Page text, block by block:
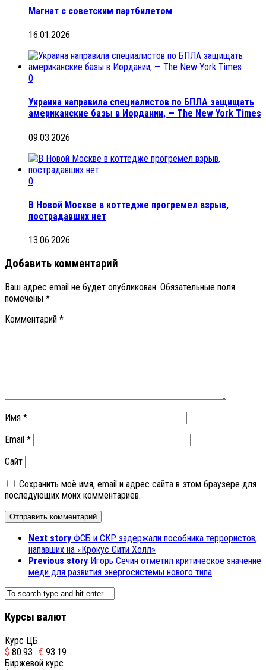
Магнат с советским партбилетом
16.01.2026
0
Украина направила специалистов по БПЛА защищать
американские базы в Иордании, — The New York Times
09.03.2026
0
В Новой Москве в коттедже прогремел взрыв,
пострадавших нет
13.06.2026
Добавить комментарий
Ваш адрес email не будет опубликован. Обязательные поля
помечены *
Комментарий *
Имя *
Email *
Сайт
Сохранить моё имя, email и адрес сайта в этом браузере для
последующих моих комментариев.
Next story ФСБ и СКР задержали пособника террористов,
напавших на «Крокус Сити Холл»
Previous story Игорь Сечин отметил критическое значение
меди для развития энергосистемы нового типа
Курсы валют
Курс ЦБ
$ 80.93 € 93.19
Биржевой курс